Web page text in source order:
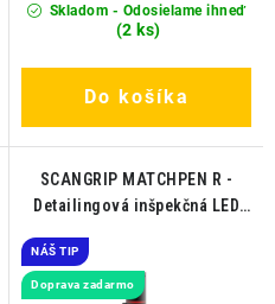
Skladom - Odosielame ihneď
(2 ks)
Do košíka
SCANGRIP MATCHPEN R -
Detailingová inšpekčná LED
NÁŠ TIP
Doprava zadarmo